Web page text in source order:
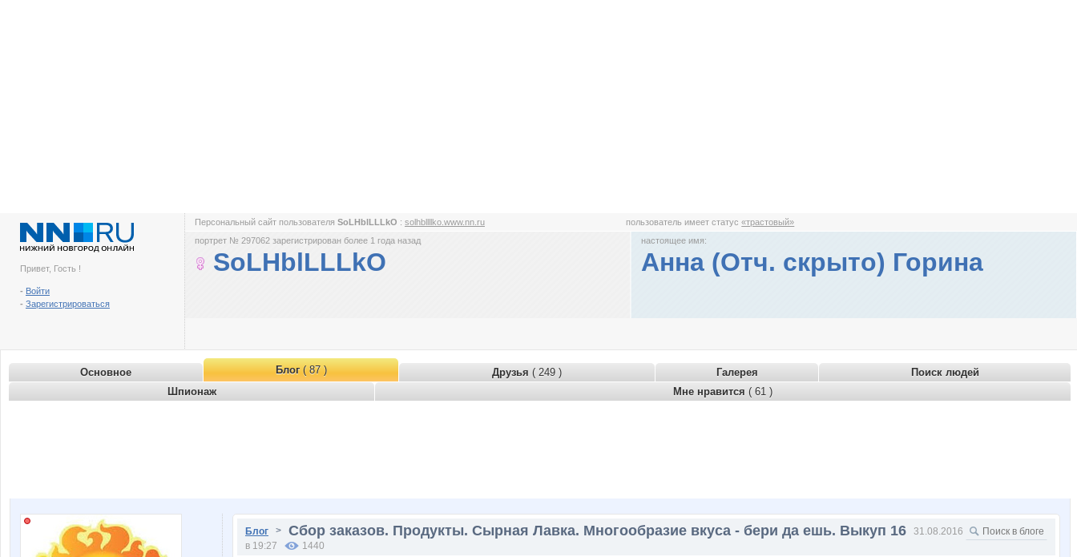
Привет, Гость !
- Войти
- Зарегистрироваться
Персональный сайт пользователя SoLHblLLLkO : solhbllllko.www.nn.ru пользователь имеет статус«трастовый»
портрет № 297062 зарегистрирован более 1 года назад
SoLHblLLLkO
настоящее имя:
Анна (Отч. скрыто) Горина
Основное Блог( 87 ) Друзья ( 249 ) Галерея
Поиск людей
Шпионаж
Мне нравится ( 61 )
Блог > Сбор заказов. Продукты. Сырная Лавка. Многообразие вкуса - бери да ешь. Выкуп 16
31.08.2016
в 19:27
1440